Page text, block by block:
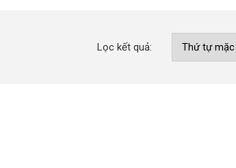
Lọc kết quả: